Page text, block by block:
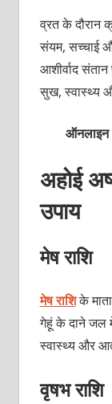
व्रत के दौरान
संयम, सच्चाई
आशीर्वाद
सुख, स्वास्थ्य
ऑनलाइन
अहोई
उपाय
मेष राशि
मेष राशिके
गेहूं के दाने जल
स्वास्थ्य और
वृषभ राशि